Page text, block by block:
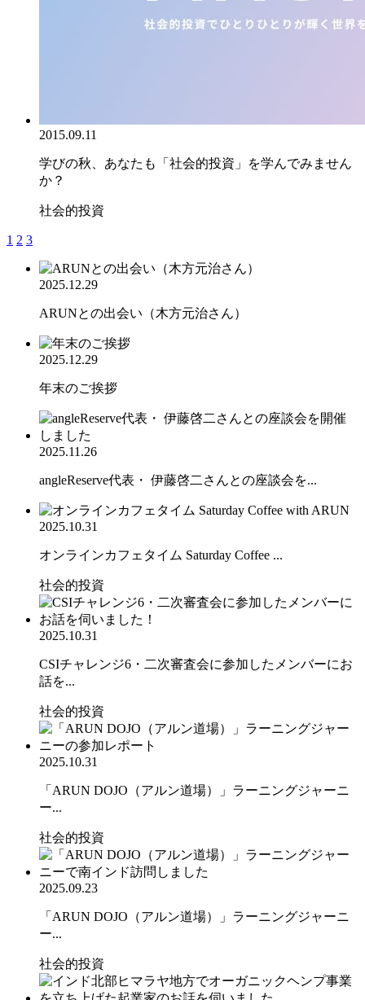
2015.09.11
学びの秋、あなたも「社会的投資」を学んでみません
か？
社会的投資
1 2 3
2025.12.29
ARUNとの出会い（木方元治さん）
2025.12.29
年末のご挨拶
2025.11.26
angleReserve代表・ 伊藤啓二さんとの座談会を...
2025.10.31
オンラインカフェタイム Saturday Coffee ...
社会的投資
2025.10.31
CSIチャレンジ6・二次審査会に参加したメンバーにお
話を...
社会的投資
2025.10.31
「ARUN DOJO（アルン道場）」ラーニングジャーニ
ー...
社会的投資
2025.09.23
「ARUN DOJO（アルン道場）」ラーニングジャーニ
ー...
社会的投資